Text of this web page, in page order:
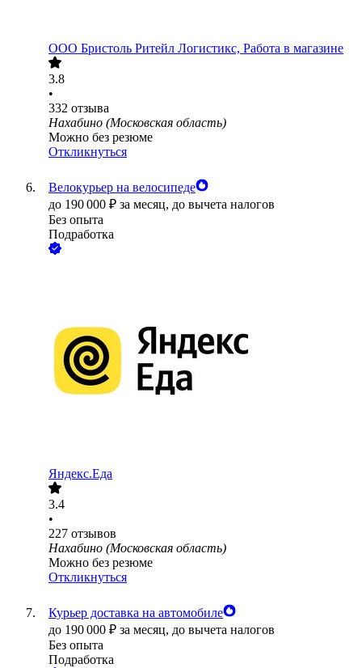
ООО Бристоль Ритейл Логистикс, Работа в магазине
3.8
•
332 отзыва
Нахабино (Московская область)
Можно без резюме
Откликнуться
Велокурьер на велосипеде
до 190 000 ₽ за месяц, до вычета налогов
Без опыта
Подработка
Яндекс.Еда
3.4
•
227 отзывов
Нахабино (Московская область)
Можно без резюме
Откликнуться
Курьер доставка на автомобиле
до 190 000 ₽ за месяц, до вычета налогов
Без опыта
Подработка